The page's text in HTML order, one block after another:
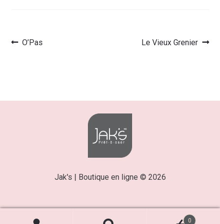
Navigation
Article
O’Pas
Article
Le Vieux Grenier
Jak's | Boutique en ligne © 2026
0